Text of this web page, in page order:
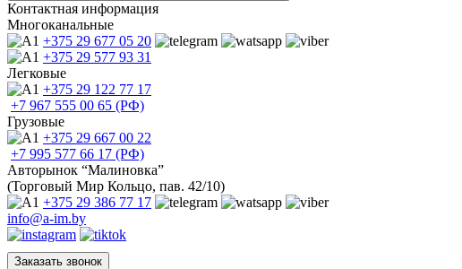
Контактная информация
Многоканальные
+375 29 677 05 20
+375 29 577 93 31
Легковые
+375 29 122 77 17
+7 967 555 00 65 (РФ)
Грузовые
+375 29 667 00 22
+7 995 577 66 17 (РФ)
Авторынок “Малиновка”
(Торговый Мир Кольцо, пав. 42/10)
+375 29 386 77 17
info@a-im.by
Заказать звонок